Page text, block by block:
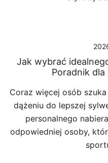
Jak wybrać
Poradnik
Coraz więcej osób
dążeniu do lepszej
personalnego
odpowiedniej osoby,